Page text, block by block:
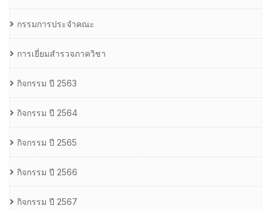
กรรมการประจำคณะ
การเยี่ยมสำรวจภาควิชา
กิจกรรม ปี 2563
กิจกรรม ปี 2564
กิจกรรม ปี 2565
กิจกรรม ปี 2566
กิจกรรม ปี 2567